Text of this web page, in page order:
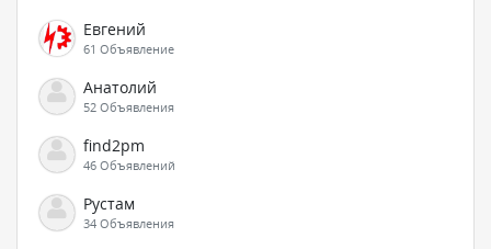
Евгений
61 Объявление
Анатолий
52 Объявления
find2pm
46 Объявлений
Рустам
34 Объявления